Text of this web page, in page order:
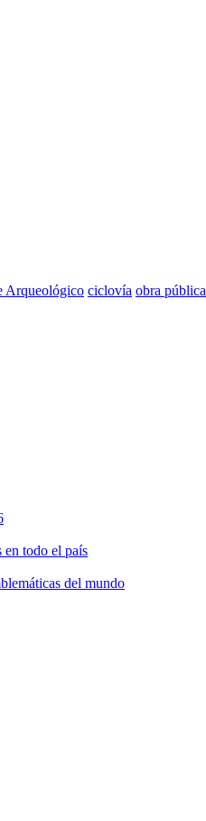
Arqueológico ciclovía obra pública
todo el país
del mundo